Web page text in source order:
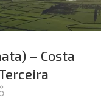
– Costa